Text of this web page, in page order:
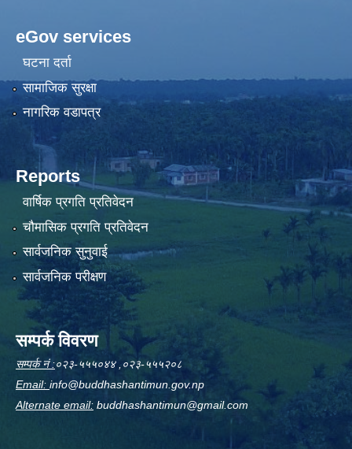
eGov services
घटना दर्ता
सामाजिक सुरक्षा
नागरिक वडापत्र
Reports
वार्षिक प्रगति प्रतिवेदन
चौमासिक प्रगति प्रतिवेदन
सार्वजनिक सुनुवाई
सार्वजनिक परीक्षण
सम्पर्क विवरण
सम्पर्क नं :०२३-५५५०४४ ,०२३-५५५२०८
Email: info@buddhashantimun.gov.np
Alternate email: buddhashantimun@gmail.com